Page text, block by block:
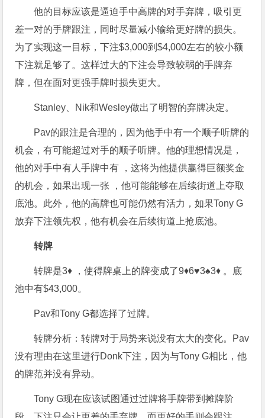
他的目标应该是逼迫手中高牌的对手弃牌，吸引更
差一对的手牌跟注，同时尽量减小输给更好牌的损失。
为了实现这一目标，下注$3,000到$4,000左右的较小额
下注就足够了。这样过大的下注会导致较弱的手牌弃
牌，但在面对更强手牌时损失更大。
Stanley、Nik和Wesley做出了明智的弃牌决定。
Pav的跟注是合理的，因为他手中有一个顺子听牌的
机会，有可能超过对手的顺子听牌。他的理想情况是，
他的对手中有人手牌中有 ，这将为他提供赢得巨额奖金
的机会，如果出现一张 ，他可能能够在后续街道上夺取
底池。此外，他的高牌也可能仍然有活力，如果Tony G
放弃下注领先权，他有机会在后续街道上抢底池。
转牌
转牌是3♦ ，使得牌桌上的牌变成了9♦6♥3♠3♦ 。底
池中有$43,000。
Pav和Tony G都选择了过牌。
转牌分析：转牌对于局势来说没有太大的变化。Pav
没有理由在这里进行Donk下注，因为与Tony G相比，他
的牌范并没有异动。
Tony G现在应该试图通过过牌将手牌带到摊牌阶